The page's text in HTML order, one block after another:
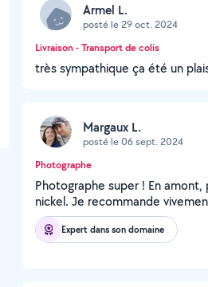
Armel L.
posté le 29 oct. 2024
Livraison - Transport de colis
très sympathique ça été un
Margaux L.
posté le 06 sept. 2024
Photographe
Photographe super ! En
nickel. Je recommande
Expert dans son domaine